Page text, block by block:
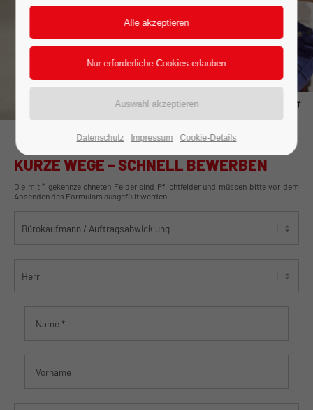
Lorem ipsum dolor sit amet:
Cybersteel Inc.
+44 1234 567 890
KURZE WEGE – SCHNELL BEWERBEN
Die mit * gekennzeichneten Felder sind Pflichtfelder und müssen bitte vor dem
Absenden des Formulars ausgefüllt werden.
Datenschutz Impressum Cookie-Details